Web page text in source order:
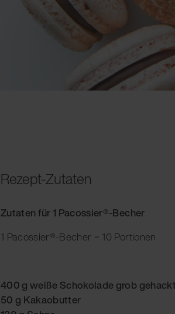
Rezept-Zutaten
Zutaten für 1 Pacossier®-Becher
1 Pacossier®-Becher = 10 Portionen
400 g weiße Schokolade grob gehackt
50 g Kakaobutter